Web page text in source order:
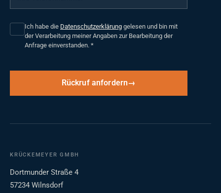
Ich habe die Datenschutzerklärung gelesen und bin mit
der Verarbeitung meiner Angaben zur Bearbeitung der
Anfrage einverstanden. *
Rückruf anfordern
KRÜCKEMEYER GMBH
Dortmunder Straße 4
57234 Wilnsdorf